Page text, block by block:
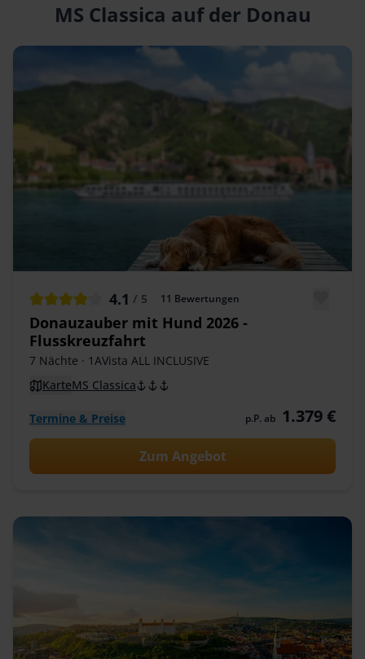
MS Classica auf der Donau
4.1 / 5 11 Bewertungen
Donauzauber mit Hund 2026 -
Flusskreuzfahrt
7 Nächte · 1AVista ALL INCLUSIVE
KarteMS Classica
Termine & Preise p.P. ab 1.379 €
Zum Angebot